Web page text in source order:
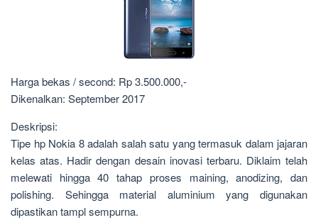
Harga bekas / second: Rp 3.500.000,-
Dikenalkan: September 2017
Deskripsi:
Tipe hp Nokia 8 adalah salah satu yang termasuk dalam jajaran
kelas atas. Hadir dengan desain inovasi terbaru. Diklaim telah
melewati hingga 40 tahap proses maining, anodizing, dan
polishing. Sehingga material aluminium yang digunakan
dipastikan tampl sempurna.